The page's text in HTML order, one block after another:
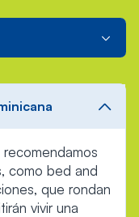
como bed and
que rondan
vivir una